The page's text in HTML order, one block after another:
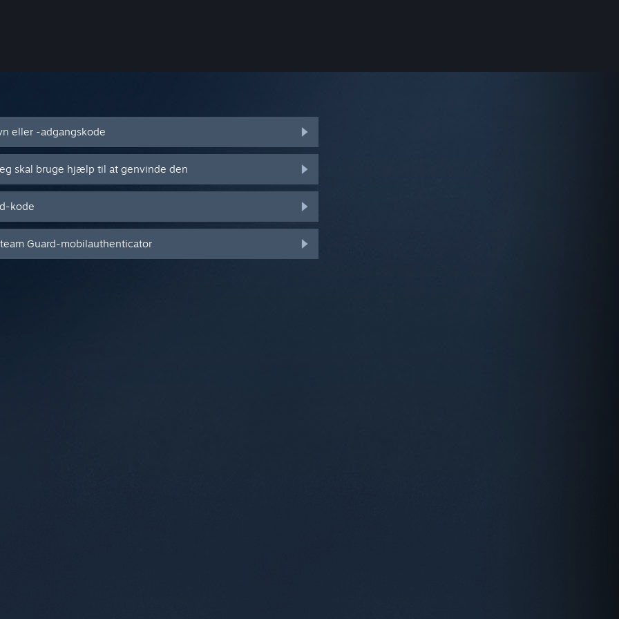
eller -adgangskode
skal bruge hjælp til at genvinde den
kode
Guard-mobilauthenticator